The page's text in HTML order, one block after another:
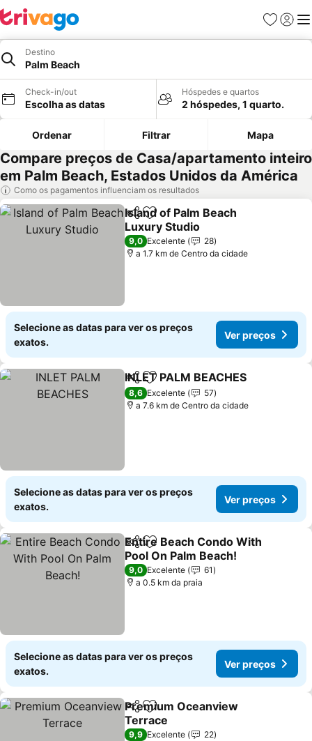
Favoritos
Iniciar
Destino
Palm Beach
Check-in/out
Escolha as datas
Hóspedes e quartos
2 hóspedes, 1 quarto.
Ordenar Filtrar Mapa
Compare preços de Casa/apartamento inteiro
em Palm Beach, Estados Unidos da América
Como os pagamentos influenciam os resultados
PartilharAdicionar aos favoritos
Island of Palm Beach
Luxury Studio
9,0 Excelente
28
a 1.7 km de Centro da cidade
Selecione as datas para ver os preços
exatos.
Ver preços
PartilharAdicionar aos favoritos
INLET PALM BEACHES
8,6 Excelente
57
a 7.6 km de Centro da cidade
Selecione as datas para ver os preços
exatos.
Ver preços
PartilharAdicionar aos favoritos
Entire Beach Condo With
Pool On Palm Beach!
9,0 Excelente
61
a 0.5 km da praia
Selecione as datas para ver os preços
exatos.
Ver preços
PartilharAdicionar aos favoritos
Premium Oceanview
Terrace
9,9 Excelente
22